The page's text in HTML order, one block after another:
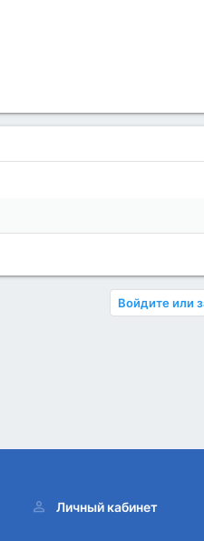
Войдите или
Личный кабинет